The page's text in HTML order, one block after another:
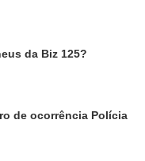
da Biz 125?
de ocorrência Polícia